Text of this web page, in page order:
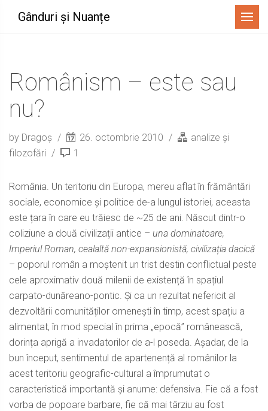
Gânduri și Nuanțe Menu
Românism – este sau
nu?
by Dragoș 26. octombrie 2010
analize și
filozofări
1
România. Un teritoriu din Europa, mereu aflat în frământări
sociale, economice și politice de-a lungul istoriei, aceasta
este țara în care eu trăiesc de ~25 de ani. Născut dintr-o
coliziune a două civilizații antice – una dominatoare,
Imperiul Roman, cealaltă non-expansionistă, civilizația dacică
– poporul român a moștenit un trist destin conflictual peste
cele aproximativ două milenii de existență în spațiul
carpato-dunăreano-pontic. Și ca un rezultat nefericit al
dezvoltării comunităților omenești în timp, acest spațiu a
alimentat, în mod special în prima „epocă” românească,
dorința aprigă a invadatorilor de a-l poseda. Așadar, de la
bun început, sentimentul de apartenență al românilor la
acest teritoriu geografic-cultural a împrumutat o
caracteristică importantă și anume: defensiva. Fie că a fost
vorba de popoare barbare, fie că mai târziu au fost